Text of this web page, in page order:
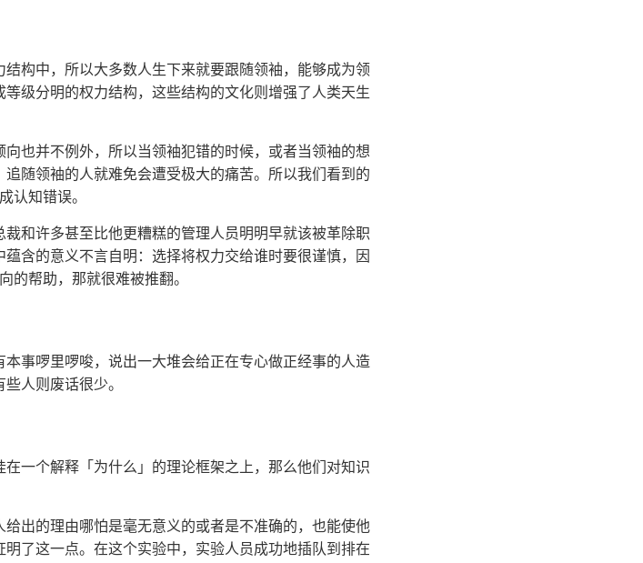
构中，所以大多数人生下来就要跟随领袖，能够成为领
级分明的权力结构，这些结构的文化则增强了人类天生
也并不例外，所以当领袖犯错的时候，或者当领袖的想
随领袖的人就难免会遭受极大的痛苦。所以我们看到的
认知错误。
和许多甚至比他更糟糕的管理人员明明早就该被革除职
含的意义不言自明：选择将权力交给谁时要很谨慎，因
的帮助，那就很难被推翻。
事啰里啰唆，说出一大堆会给正在专心做正经事的人造
人则废话很少。
一个解释「为什么」的理论框架之上，那么他们对知识
出的理由哪怕是毫无意义的或者是不准确的，也能使他
了这一点。在这个实验中，实验人员成功地插队到排在